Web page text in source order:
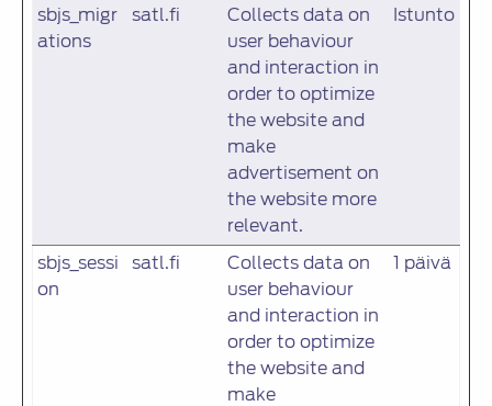
sbjs_migr
ations
satl.fi
Collects data on
user behaviour
and interaction in
order to optimize
the website and
make
advertisement on
the website more
relevant.
Istunto
sbjs_sessi
on
satl.fi
Collects data on
user behaviour
and interaction in
order to optimize
the website and
make
1 päivä